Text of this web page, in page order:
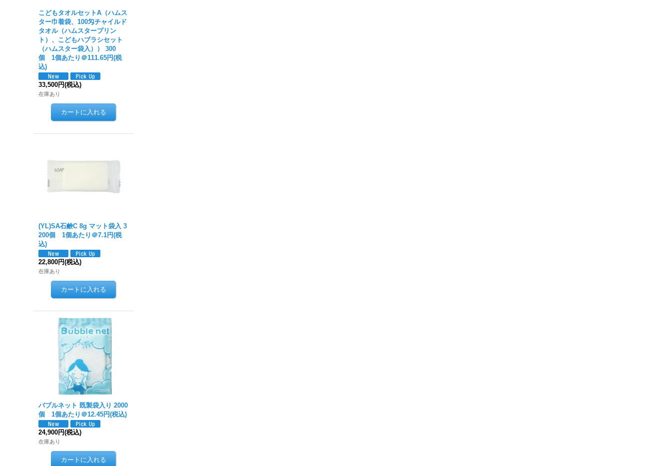
こどもタオルセットA（ハムス
ター巾着袋、100匁チャイルド
タオル（ハムスタープリン
ト）、こどもハブラシセット
（ハムスター袋入）） 300
個 1個あたり＠111.65円(税
込)
33,500円(税込)
在庫あり
(YL)SA石鹸C 8g マット袋入 3
200個 1個あたり＠7.1円(税
込)
22,800円(税込)
在庫あり
バブルネット 既製袋入り 2000
個 1個あたり＠12.45円(税込)
24,900円(税込)
在庫あり